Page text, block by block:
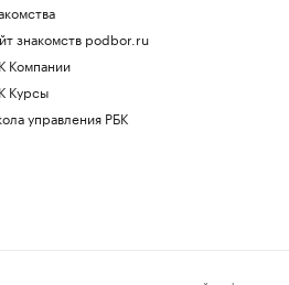
знакомств podbor.ru
Компании
Курсы
управления РБК